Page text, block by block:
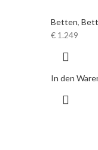
Betten,
€ 1.249
In den